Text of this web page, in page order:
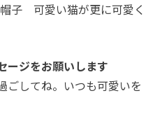
子 可愛い猫が更に可愛く
ージをお願いします
ごしてね。いつも可愛いを